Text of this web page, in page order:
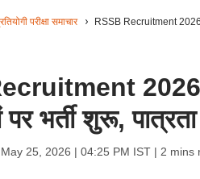
परीक्षा समाचार RSSB Recruitment
भर्ती शुरू,
May 25, 2026 | 04:25 PM IST| 2 mins